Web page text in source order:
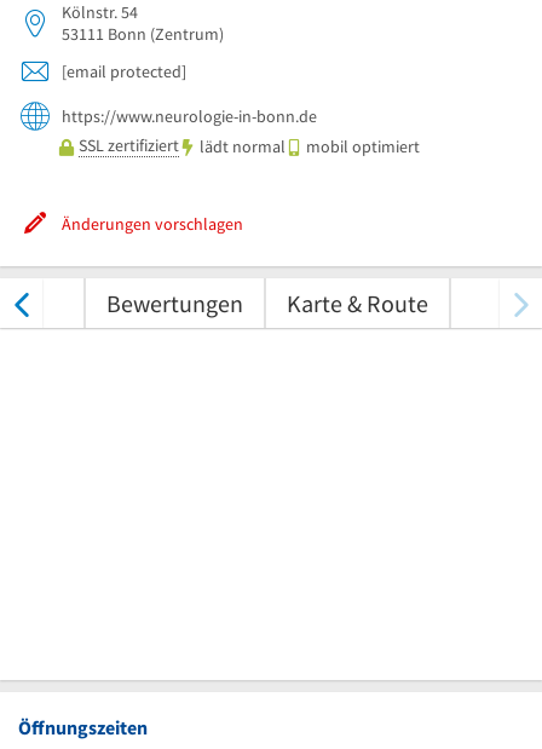
Kölnstr. 54
53111 Bonn (Zentrum)
[email protected]
https://www.neurologie-in-bonn.de
SSL zertifiziert
lädt normal mobil optimiert
Änderungen vorschlagen
Bewertungen Karte & Route
Öffnungszeiten